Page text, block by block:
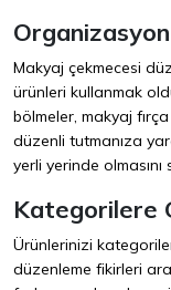
Makyaj çekmecesi
ürünleri kullanmak
bölmeler, makyaj
düzenli tutmanıza
yerli yerinde
Kategorilere
Ürünlerinizi
düzenleme fikirleri